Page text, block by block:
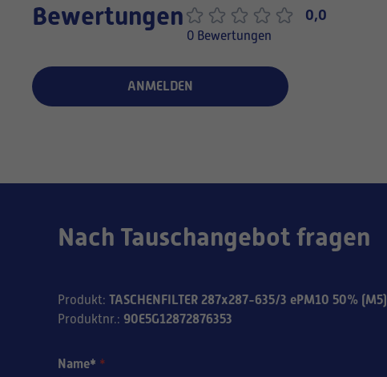
Bewertungen 0,0
0 Bewertungen
ANMELDEN
Nach Tauschangebot fragen
Produkt: TASCHENFILTER 287x287-635/3 ePM10 50% (M5)
Produktnr.: 90E5G12872876353
Name* *